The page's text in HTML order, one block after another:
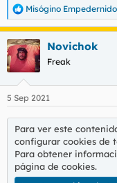
R
e
c
c
i
e
Misógino Empedernido
Novichok
Freak
5 Sep 2021
Para ver este
configurar cookies de
Para obtener
página de cookies.